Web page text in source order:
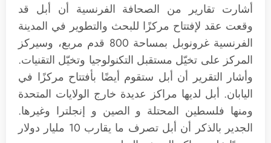
أشارت تقارير من الصحافة الفرنسية أن أبل قد
وقعت عقد لإفتتاح مركزًا للبحث والتطوير في المدينة
الفرنسية غرونوبل بمساحة 800 قدم مربع، وسيركز
المركز على تخيّل مستقبل التكنولوجيا وتخيّل التقنيات.
وأشار التقرير أن أبل ستقوم أيضًا بأفتتاح مركزًا في
اليابان. أبل لديها مراكز عديدة خارج الولايات المتحدة
ومنها فلسطين المحتلة و الصين و إنجلترا وغيرها.
الجدير بالذكر أن أبل تصرف ما يقارب 10 مليار دولار